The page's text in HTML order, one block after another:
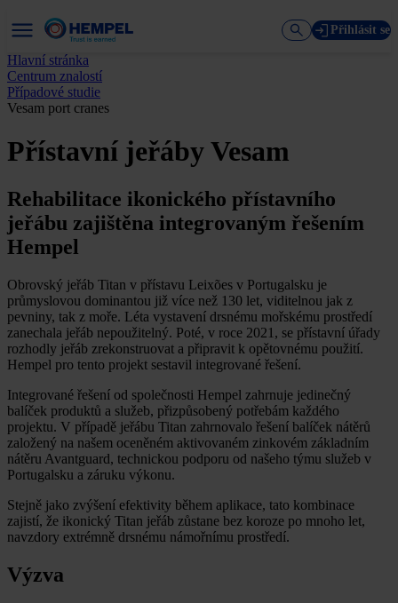
Přihlásit se
Hlavní stránka
Centrum znalostí
Případové studie
Vesam port cranes
Přístavní jeřáby Vesam
Rehabilitace ikonického přístavního
jeřábu zajištěna integrovaným řešením
Hempel
Obrovský jeřáb Titan v přístavu Leixões v Portugalsku je
průmyslovou dominantou již více než 130 let, viditelnou jak z
pevniny, tak z moře. Léta vystavení drsnému mořskému prostředí
zanechala jeřáb nepoužitelný. Poté, v roce 2021, se přístavní úřady
rozhodly jeřáb zrekonstruovat a připravit k opětovnému použití.
Hempel pro tento projekt sestavil integrované řešení.
Integrované řešení od společnosti Hempel zahrnuje jedinečný
balíček produktů a služeb, přizpůsobený potřebám každého
projektu. V případě jeřábu Titan zahrnovalo řešení balíček nátěrů
založený na našem oceněném aktivovaném zinkovém základním
nátěru Avantguard, technickou podporu od našeho týmu služeb v
Portugalsku a záruku výkonu.
Stejně jako zvýšení efektivity během aplikace, tato kombinace
zajistí, že ikonický Titan jeřáb zůstane bez koroze po mnoho let,
navzdory extrémně drsnému námořnímu prostředí.
Výzva